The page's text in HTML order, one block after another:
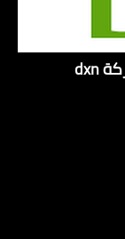
شركة DXNالماليزية - تعريف شامل بشركة dxn